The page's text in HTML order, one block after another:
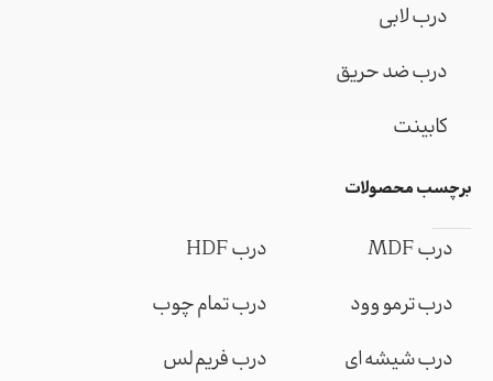
درب لابی
درب ضد حریق
کابینت
برچسب محصولات
درب MDF
درب HDF
درب ترمو وود
درب تمام چوب
درب شیشه ای
درب فریم لس